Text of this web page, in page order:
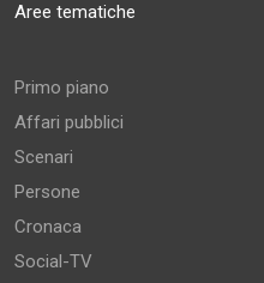
Aree tematiche
Primo piano
Affari pubblici
Scenari
Persone
Cronaca
Social-TV